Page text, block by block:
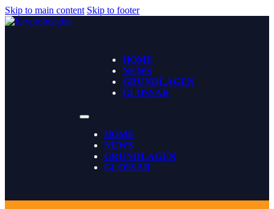
Skip to main content Skip to footer
HOME
NEWS
GRUNDLAGEN
GLOSSAR
HOME
NEWS
GRUNDLAGEN
GLOSSAR